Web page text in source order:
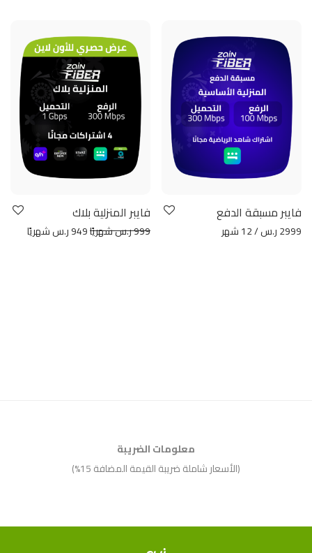
فايبر مسبقة الدفع
2999 ر.س / 12 شهر
فايبر المنزلية بلاك
999 ر.س شهريًا
معلومات الضريبة
(الأسعار شاملة ضريبة القيمة المضافة 15%)